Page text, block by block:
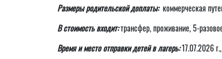
Размеры родительской доплаты:коммерческая
В стоимость входит:трансфер, проживание, 5-
Время и место отправки детей в лагерь:17.07.2026